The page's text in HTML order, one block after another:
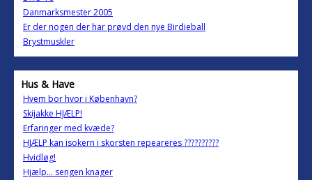
Danmarksmester 2005
Er der nogen der har prøvd den nye Birdieball
Brystmuskler
Hus & Have
Hvem bor hvor i København?
Skijakke HJÆLP!
Erfaringer med kvæde?
HJÆLP kan isokern i skorsten repeareres ??????????
Hvidløg!
Hjælp... sengen knager